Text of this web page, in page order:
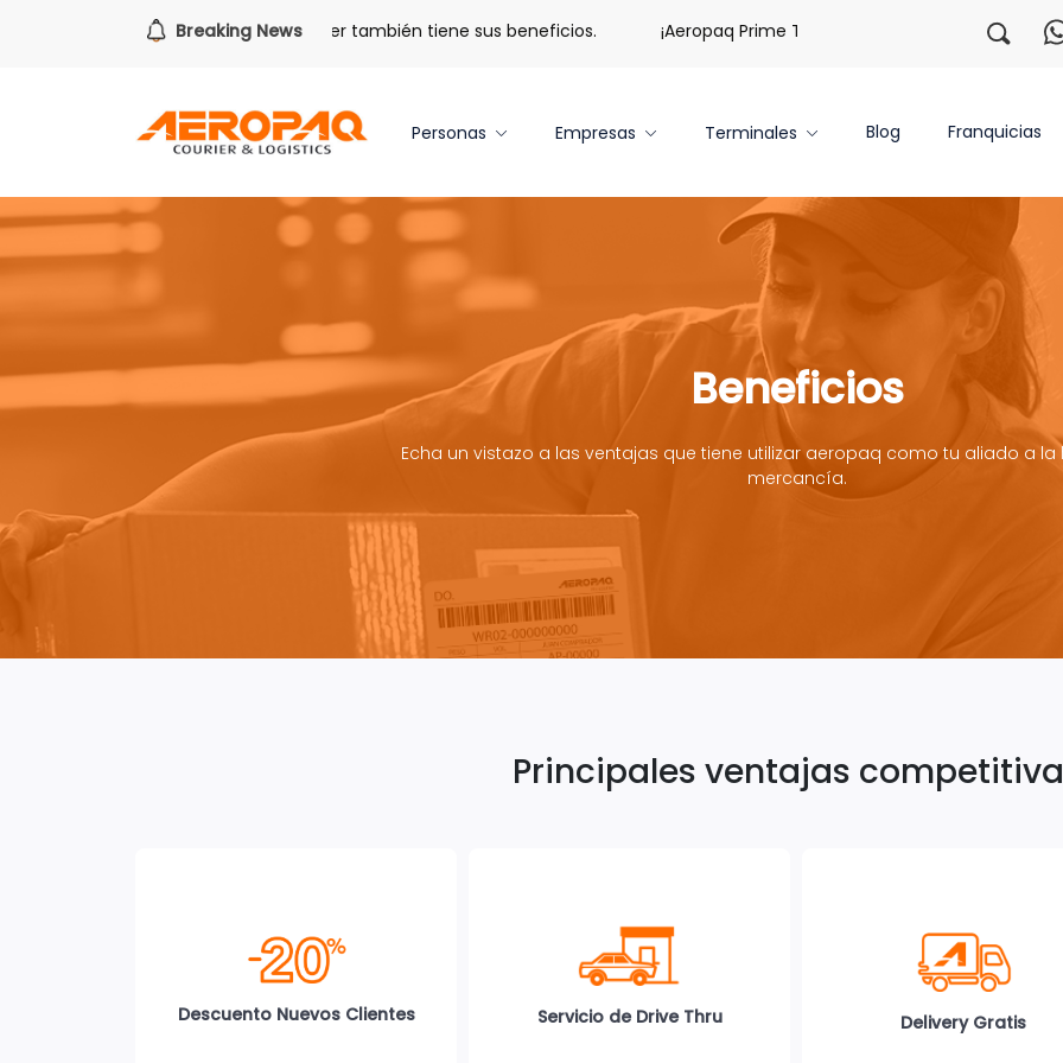
Breaking News
todo lo que viene. Volver también tiene sus beneficios. ¡Aeropaq Prime TE DA MÁS! ¡Regístrate con
Personas Empresas Terminales Blog Franquicias
Beneficios
Echa un vistazo a las ventajas que tiene utilizar aeropaq como tu aliado a la
mercancía.
Principales ventajas
Descuento Nuevos Clientes Servicio de Drive Thru Delivery Gratis